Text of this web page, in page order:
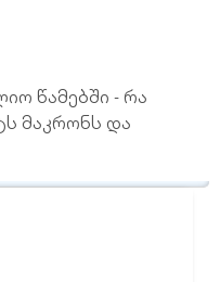
წამებში - რა
მაკრონს და